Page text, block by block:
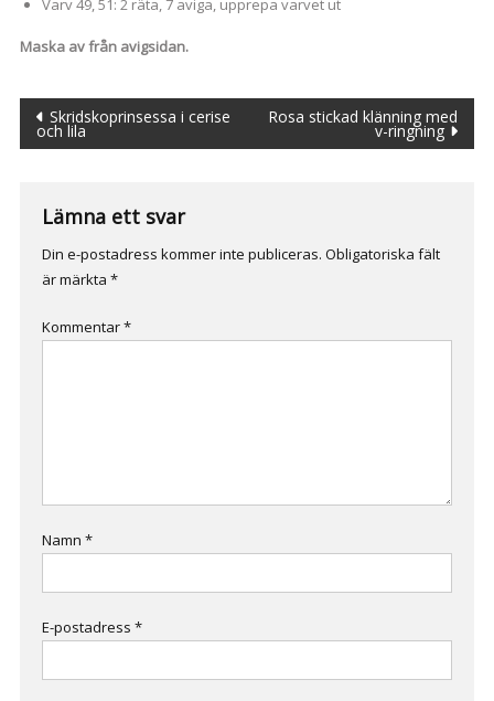
Varv 49, 51: 2 räta, 7 aviga, upprepa varvet ut
Maska av från avigsidan.
Inläggsnavigering
Skridskoprinsessa i cerise
och lila
Rosa stickad klänning med
v-ringning
Lämna ett svar
Din e-postadress kommer inte publiceras. Obligatoriska fält
är märkta *
Kommentar*
Namn *
E-postadress *